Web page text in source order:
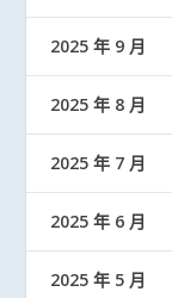
2025 年 9 月
2025 年 8 月
2025 年 7 月
2025 年 6 月
2025 年 5 月